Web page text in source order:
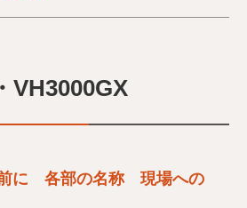
VH3000GX
に 各部の名称 現場への